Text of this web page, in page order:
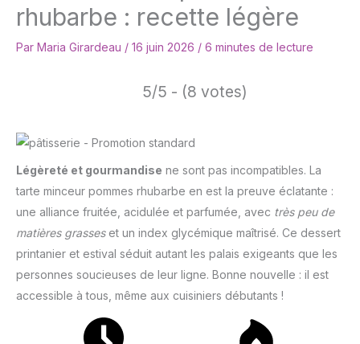
rhubarbe : recette légère
Par Maria Girardeau / 16 juin 2026 / 6 minutes de lecture
5/5 - (8 votes)
Légèreté et gourmandise ne sont pas incompatibles. La
tarte minceur pommes rhubarbe en est la preuve éclatante :
une alliance fruitée, acidulée et parfumée, avec très peu de
matières grasseset un index glycémique maîtrisé. Ce dessert
printanier et estival séduit autant les palais exigeants que les
personnes soucieuses de leur ligne. Bonne nouvelle : il est
accessible à tous, même aux cuisiniers débutants !